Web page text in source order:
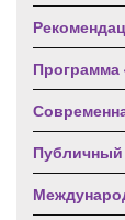
Программа
Публичный